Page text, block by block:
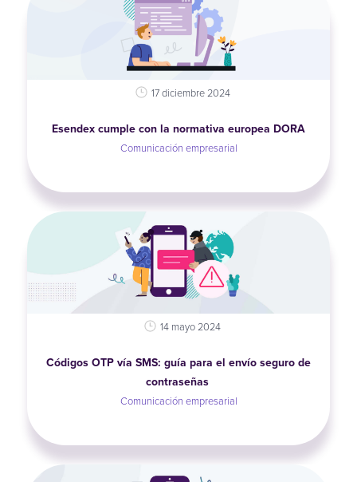
17 diciembre 2024
Esendex cumple con la normativa europea DORA
Comunicación empresarial
14 mayo 2024
Códigos OTP vía SMS: guía para el envío seguro de
contraseñas
Comunicación empresarial